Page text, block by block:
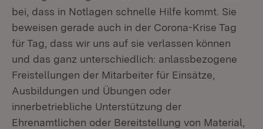
bei, dass in Notlagen schnelle Hilfe kommt. Sie
beweisen gerade auch in der Corona-Krise Tag
für Tag, dass wir uns auf sie verlassen können
und das ganz unterschiedlich: anlassbezogene
Freistellungen der Mitarbeiter für Einsätze,
Ausbildungen und Übungen oder
innerbetriebliche Unterstützung der
Ehrenamtlichen oder Bereitstellung von Material,